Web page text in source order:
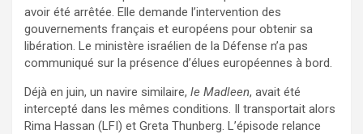
avoir été arrêtée. Elle demande l’intervention des
gouvernements français et européens pour obtenir sa
libération. Le ministère israélien de la Défense n’a pas
communiqué sur la présence d’élues européennes à bord.
Déjà en juin, un navire similaire, le Madleen, avait été
intercepté dans les mêmes conditions. Il transportait alors
Rima Hassan (LFI) et Greta Thunberg. L’épisode relance